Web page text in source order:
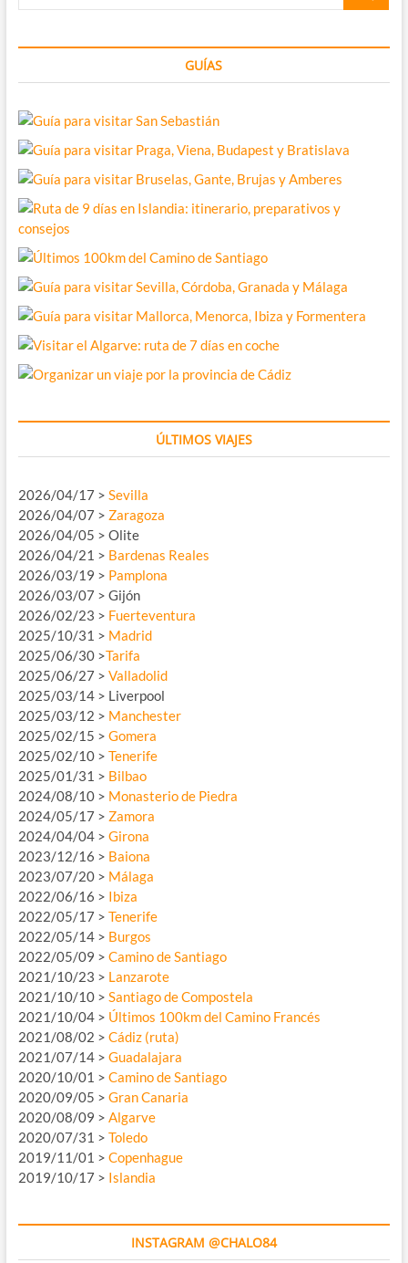
GUÍAS
ÚLTIMOS VIAJES
2026/04/17 > Sevilla
2026/04/07 > Zaragoza
2026/04/05 > Olite
2026/04/21 > Bardenas Reales
2026/03/19 > Pamplona
2026/03/07 > Gijón
2026/02/23 > Fuerteventura
2025/10/31 > Madrid
2025/06/30 >Tarifa
2025/06/27 > Valladolid
2025/03/14 > Liverpool
2025/03/12 > Manchester
2025/02/15 > Gomera
2025/02/10 > Tenerife
2025/01/31 > Bilbao
2024/08/10 > Monasterio de Piedra
2024/05/17 > Zamora
2024/04/04 > Girona
2023/12/16 > Baiona
2023/07/20 > Málaga
2022/06/16 > Ibiza
2022/05/17 > Tenerife
2022/05/14 > Burgos
2022/05/09 > Camino de Santiago
2021/10/23 > Lanzarote
2021/10/10 > Santiago de Compostela
2021/10/04 > Últimos 100km del Camino Francés
2021/08/02 > Cádiz (ruta)
2021/07/14 > Guadalajara
2020/10/01 > Camino de Santiago
2020/09/05 > Gran Canaria
2020/08/09 > Algarve
2020/07/31 > Toledo
2019/11/01 > Copenhague
2019/10/17 > Islandia
INSTAGRAM @CHALO84